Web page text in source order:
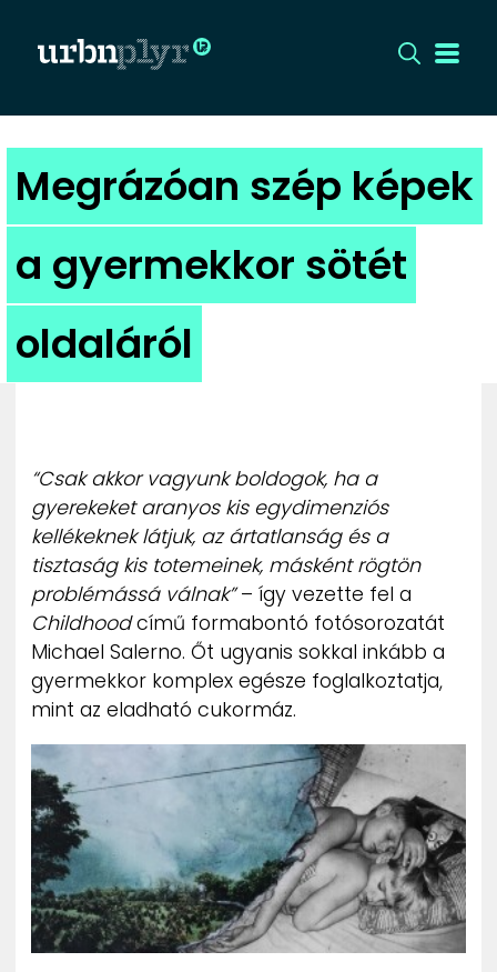
CÍMLAP
DIZÁJN
DIVAT
UTCA
ZENE
MÉDIAAJÁNLAT
IMPRESSZUM
PR-ARCHÍVUM
ADATKEZELÉSI TÁJÉKOZTATÓ
Megrázóan szép képek
a gyermekkor sötét
oldaláról
“Csak akkor vagyunk boldogok, ha a
gyerekeket aranyos kis egydimenziós
kellékeknek látjuk, az ártatlanság és a
tisztaság kis totemeinek, másként rögtön
problémássá válnak”– így vezette fel a
Childhoodcímű formabontó fotósorozatát
Michael Salerno. Őt ugyanis sokkal inkább a
gyermekkor komplex egésze foglalkoztatja,
mint az eladható cukormáz.